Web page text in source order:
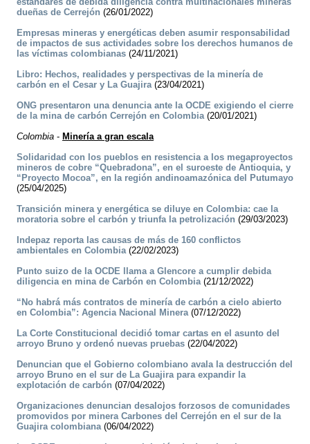
dueñas de Cerrejón (26/01/2022)
Empresas mineras y energéticas deben asumir responsabilidad
de impactos de sus actividades sobre los derechos humanos de
las víctimas colombianas (24/11/2021)
Libro: Hechos, realidades y perspectivas de la minería de
carbón en el Cesar y La Guajira(23/04/2021)
ONG presentaron una denuncia ante la OCDE exigiendo el cierre
de la mina de carbón Cerrejón en Colombia(20/01/2021)
Colombia - Minería a gran escala
Solidaridad con los pueblos en resistencia a los megaproyectos
mineros de cobre “Quebradona”, en el suroeste de Antioquia, y
“Proyecto Mocoa”, en la región andinoamazónica del Putumayo
(25/04/2025)
Transición minera y energética se diluye en Colombia: cae la
moratoria sobre el carbón y triunfa la petrolización (29/03/2023)
Indepaz reporta las causas de más de 160 conflictos
ambientales en Colombia(22/02/2023)
Punto suizo de la OCDE llama a Glencore a cumplir debida
diligencia en mina de Carbón en Colombia(21/12/2022)
“No habrá más contratos de minería de carbón a cielo abierto
en Colombia”: Agencia Nacional Minera(07/12/2022)
La Corte Constitucional decidió tomar cartas en el asunto del
arroyo Bruno y ordenó nuevas pruebas (22/04/2022)
Denuncian que el Gobierno colombiano avala la destrucción del
arroyo Bruno en el sur de La Guajira para expandir la
explotación de carbón (07/04/2022)
Organizaciones denuncian desalojos forzosos de comunidades
promovidos por minera Carbones del Cerrejón en el sur de la
Guajira colombiana(06/04/2022)